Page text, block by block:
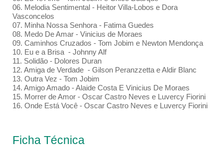
06. Melodia Sentimental - Heitor Villa-Lobos e Dora
Vasconcelos
07. Minha Nossa Senhora - Fatima Guedes
08. Medo De Amar - Vinicius de Moraes
09. Caminhos Cruzados - Tom Jobim e Newton Mendonça
10. Eu e a Brisa - Johnny Alf
11. Solidão - Dolores Duran
12. Amiga de Verdade - Gilson Peranzzetta e Aldir Blanc
13. Outra Vez - Tom Jobim
14. Amigo Amado - Alaide Costa E Vinicius De Moraes
15. Morrer de Amor - Oscar Castro Neves e Luvercy Fiorini
16. Onde Está Você - Oscar Castro Neves e Luvercy Fiorini
Ficha Técnica